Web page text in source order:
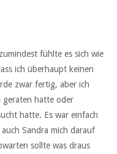
fühlte es sich wie
ich überhaupt keinen
zwar fertig, aber ich
geraten hatte oder
hatte. Es war einfach
Sandra mich darauf
sollte was draus